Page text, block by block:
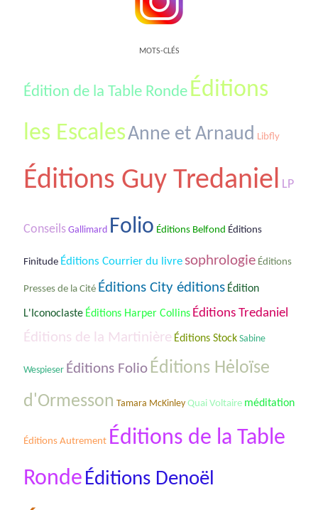
MOTS-CLÉS
Édition de la Table Ronde Éditions
les EscalesAnne et Arnaud Libfly
Éditions Guy Tredaniel LP
Conseils Gallimard Folio Éditions Belfond Éditions
Finitude Éditions Courrier du livre sophrologie Éditions
Presses de la Cité Éditions City éditions Édition
L'Iconoclaste Éditions Harper Collins Éditions Tredaniel
Éditions de la Martinière Éditions Stock Sabine
Wespieser Éditions Folio Éditions Hėloïse
d'Ormesson Tamara McKinley Quai Voltaire méditation
Éditions Autrement Éditions de la Table
Ronde Éditions Denoël